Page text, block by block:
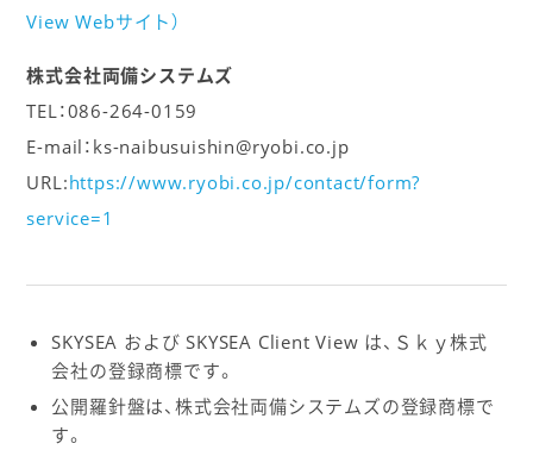
View Webサイト）
株式会社両備システムズ
TEL：086-264-0159
E-mail：ks-naibusuishin@ryobi.co.jp
URL:https://www.ryobi.co.jp/contact/form?
service=1
SKYSEA および SKYSEA Client View は、Ｓｋｙ株式
会社の登録商標です。
公開羅針盤は、株式会社両備システムズの登録商標で
す。